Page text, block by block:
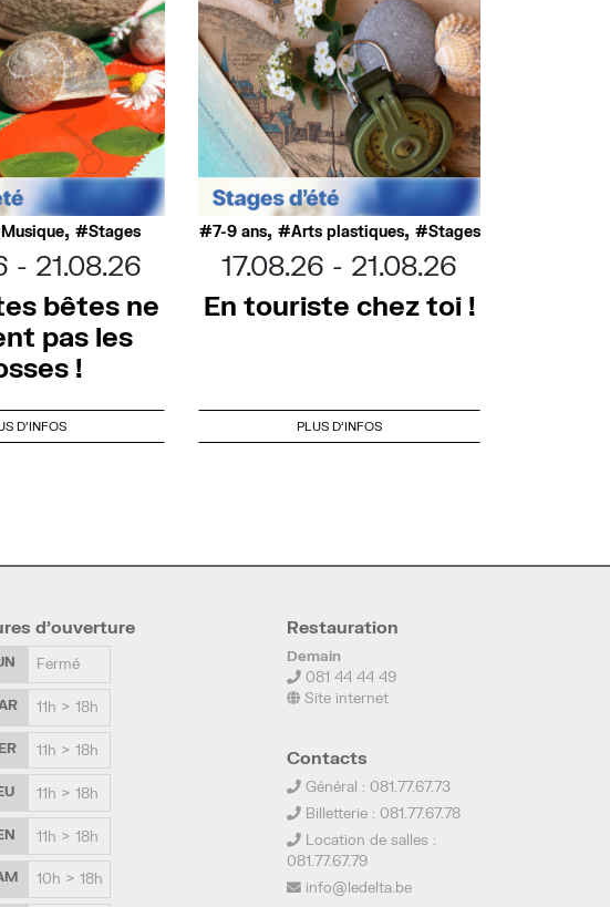
Musique, Stages
21.08.26
bêtes ne
pas les
!
D'INFOS
7-9 ans, Arts plastiques, Stages
17.08.26
21.08.26
En touriste chez toi !
PLUS D'INFOS
d’ouverture
Fermé
11h > 18h
11h > 18h
11h > 18h
11h > 18h
10h > 18h
Restauration
Demain
081 44 44 49
Site internet
Contacts
Général : 081.77.67.73
Billetterie : 081.77.67.78
Location de salles :
081.77.67.79
info@ledelta.be